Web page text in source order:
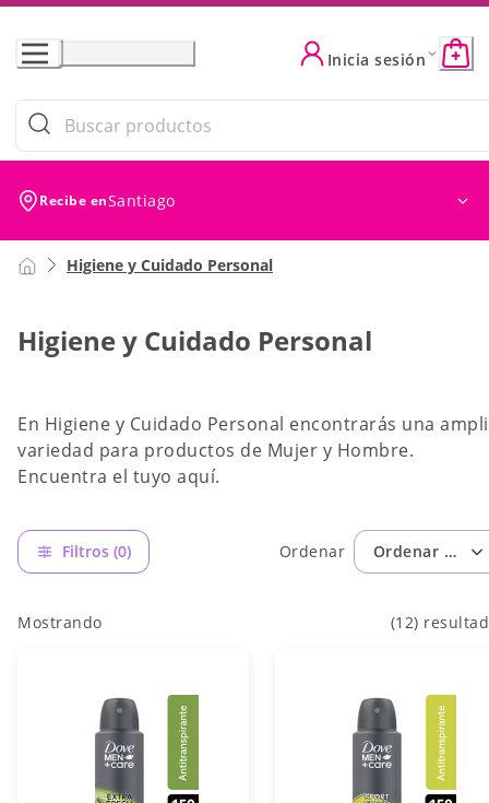
Skip
Content
Inicia sesión
Recibe enSantiago
Higiene y Cuidado Personal
Higiene y Cuidado Personal
En Higiene y Cuidado Personal encontrarás una
variedad para productos de Mujer y Hombre.
Encuentra el tuyo aquí.
Filtros (0) Ordenar Ordenar por:
Mostrando (12)